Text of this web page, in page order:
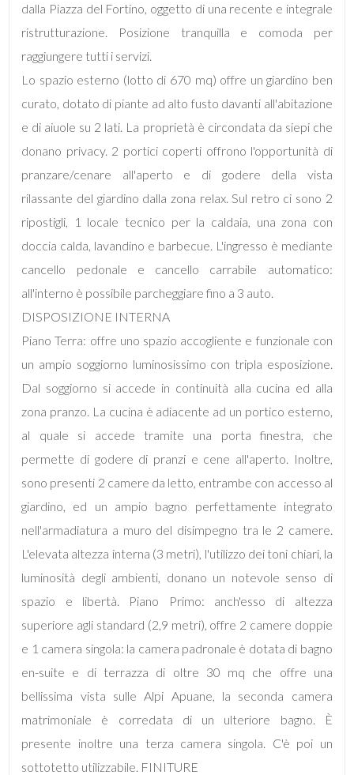
dalla Piazza del Fortino, oggetto di una recente e integrale
ristrutturazione. Posizione tranquilla e comoda per
raggiungere tutti i servizi.
Lo spazio esterno (lotto di 670 mq) offre un giardino ben
curato, dotato di piante ad alto fusto davanti all'abitazione
e di aiuole su 2 lati. La proprietà è circondata da siepi che
donano privacy. 2 portici coperti offrono l'opportunità di
pranzare/cenare all'aperto e di godere della vista
rilassante del giardino dalla zona relax. Sul retro ci sono 2
ripostigli, 1 locale tecnico per la caldaia, una zona con
doccia calda, lavandino e barbecue. L'ingresso è mediante
cancello pedonale e cancello carrabile automatico:
all'interno è possibile parcheggiare fino a 3 auto.
DISPOSIZIONE INTERNA
Piano Terra: offre uno spazio accogliente e funzionale con
un ampio soggiorno luminosissimo con tripla esposizione.
Dal soggiorno si accede in continuità alla cucina ed alla
zona pranzo. La cucina è adiacente ad un portico esterno,
al quale si accede tramite una porta finestra, che
permette di godere di pranzi e cene all'aperto. Inoltre,
sono presenti 2 camere da letto, entrambe con accesso al
giardino, ed un ampio bagno perfettamente integrato
nell'armadiatura a muro del disimpegno tra le 2 camere.
L'elevata altezza interna (3 metri), l'utilizzo dei toni chiari, la
luminosità degli ambienti, donano un notevole senso di
spazio e libertà. Piano Primo: anch'esso di altezza
superiore agli standard (2,9 metri), offre 2 camere doppie
e 1 camera singola: la camera padronale è dotata di bagno
en-suite e di terrazza di oltre 30 mq che offre una
bellissima vista sulle Alpi Apuane, la seconda camera
matrimoniale è corredata di un ulteriore bagno. È
presente inoltre una terza camera singola. C'è poi un
sottotetto utilizzabile. FINITURE
Locali
minimi
Qualsiasi
4
5
5+
Bagni
minimi
Qualsiasi
1
2
3
4